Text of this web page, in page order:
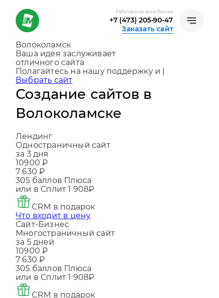
Работаем по всей России
+7 (473) 205-90-47
Заказать сайт
Волоколамск
Ваша идея заслуживает
отличного сайта
Создаем, консультируем и помогаем
развив|
Выбрать сайт
Создание сайтов в
Волоколамске
Лендинг
Одностраничный сайт
за 3 дня
10900 ₽
7 630 ₽
305баллов Плюса
или в Сплит
CRM в подарок
Что входит в цену
Сайт-Бизнес
Многостраничный сайт
за 5 дней
10900 ₽
7 630 ₽
305баллов Плюса
или в Сплит